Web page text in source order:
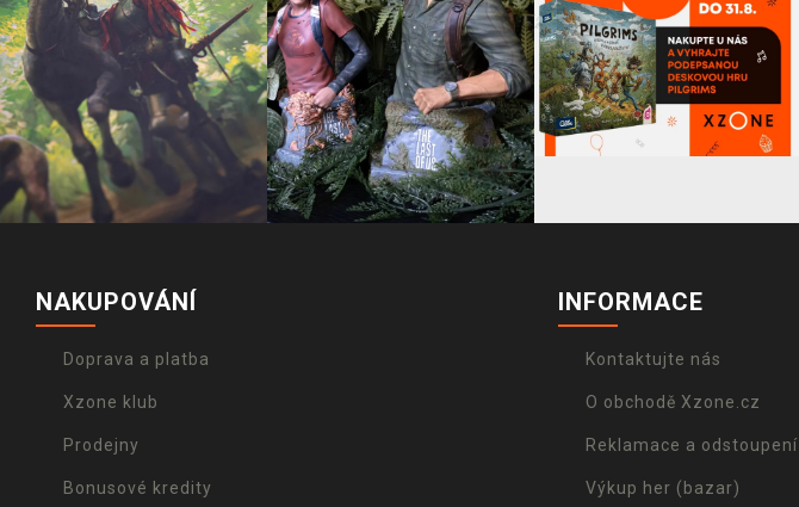
NAKUPOVÁNÍ
Doprava a platba
Xzone klub
Prodejny
Bonusové kredity
INFORMACE
Kontaktujte nás
O obchodě Xzone.cz
Reklamace a odstoupení
Výkup her (bazar)